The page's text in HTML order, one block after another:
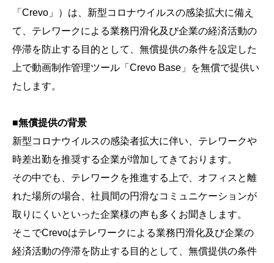
会社概要
採用情報
お問合わせ・無料見積もり
資料ダウンロード
「Crevo」）は、新型コロナウイルスの感染拡大に備え
て、テレワークによる業務円滑化及び企業の経済活動の
停滞を防止する目的として、無償提供の条件を設定した
上で動画制作管理ツール「Crevo Base」を無償で提供い
たします。
■無償提供の背景
新型コロナウイルスの感染者拡大に伴い、テレワークや
時差出勤を推奨する企業が増加してきております。
その中でも、テレワークを推進する上で、オフィスと離
れた場所の場合、社員間の円滑なコミュニケーションが
取りにくいといった企業様の声も多くお聞きします。
そこでCrevoはテレワークによる業務円滑化及び企業の
経済活動の停滞を防止する目的として、無償提供の条件